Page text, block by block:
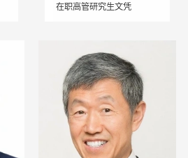
在职高管研究生文凭